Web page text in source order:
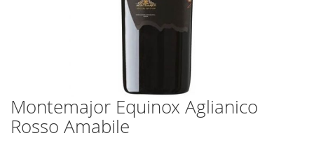
Montemajor Equinox Aglianico
Rosso Amabile
Skip
to
the